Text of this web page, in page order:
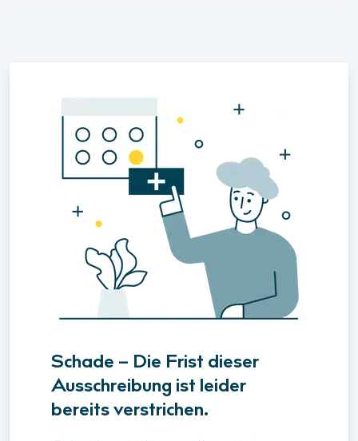
Schade – Die Frist dieser
Ausschreibung ist leider
bereits verstrichen.